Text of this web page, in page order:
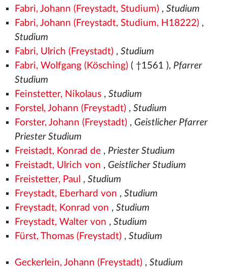
Fabri, Johann (Freystadt, Studium), Studium
Fabri, Johann (Freystadt, Studium, H18222),
Studium
Fabri, Ulrich (Freystadt), Studium
Fabri, Wolfgang (Kösching)( †1561 ), Pfarrer
Studium
Feinstetter, Nikolaus, Studium
Forstel, Johann (Freystadt), Studium
Forster, Johann (Freystadt), Geistlicher Pfarrer
Priester Studium
Freistadt, Konrad de, Priester Studium
Freistadt, Ulrich von , Geistlicher Studium
Freistetter, Paul , Studium
Freystadt, Eberhard von , Studium
Freystadt, Konrad von , Studium
Freystadt, Walter von , Studium
Fürst, Thomas (Freystadt), Studium
Geckerlein, Johann (Freystadt), Studium